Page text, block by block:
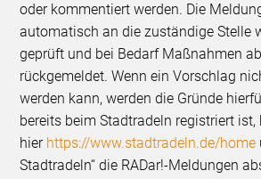
oder kommentiert werden. Die
automatisch an die zuständige Stelle
geprüft und bei Bedarf Maßnahmen
rückgemeldet. Wenn ein Vorschlag
werden kann, werden die Gründe
bereits beim Stadtradeln registriert ist,
hier https://www.stadtradeln.de/home
Stadtradeln“ die RADar!-Meldungen